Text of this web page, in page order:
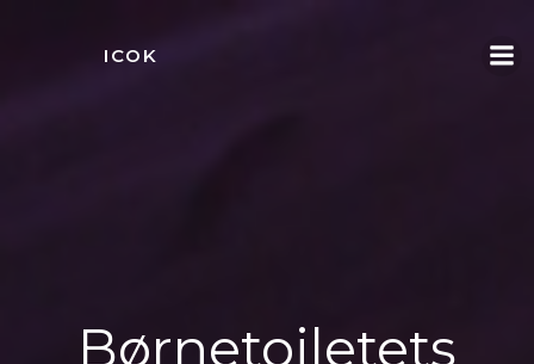
ICOK
Børnetoiletets